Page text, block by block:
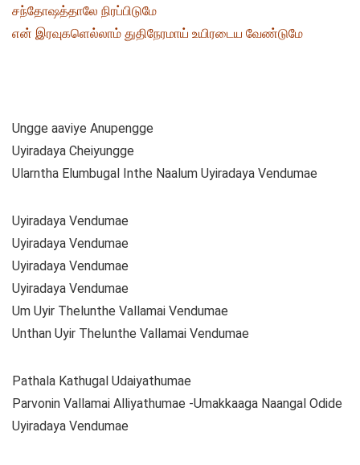
சந்தோஷத்தாலே நிரப்பிடுமே
என் இரவுகளெல்லாம் துதிநேரமாய் உயிரடைய வேண்டுமே
Ungge aaviye Anupengge
Uyiradaya Cheiyungge
Ularntha Elumbugal Inthe Naalum Uyiradaya Vendumae
Uyiradaya Vendumae
Uyiradaya Vendumae
Uyiradaya Vendumae
Uyiradaya Vendumae
Um Uyir Thelunthe Vallamai Vendumae
Unthan Uyir Thelunthe Vallamai Vendumae
Pathala Kathugal Udaiyathumae
Parvonin Vallamai Alliyathumae -Umakkaaga Naangal Odide
Uyiradaya Vendumae